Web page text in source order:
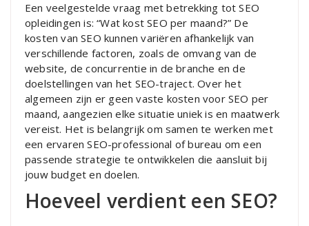
Een veelgestelde vraag met betrekking tot SEO
opleidingen is: “Wat kost SEO per maand?” De
kosten van SEO kunnen variëren afhankelijk van
verschillende factoren, zoals de omvang van de
website, de concurrentie in de branche en de
doelstellingen van het SEO-traject. Over het
algemeen zijn er geen vaste kosten voor SEO per
maand, aangezien elke situatie uniek is en maatwerk
vereist. Het is belangrijk om samen te werken met
een ervaren SEO-professional of bureau om een
passende strategie te ontwikkelen die aansluit bij
jouw budget en doelen.
Hoeveel verdient een SEO?